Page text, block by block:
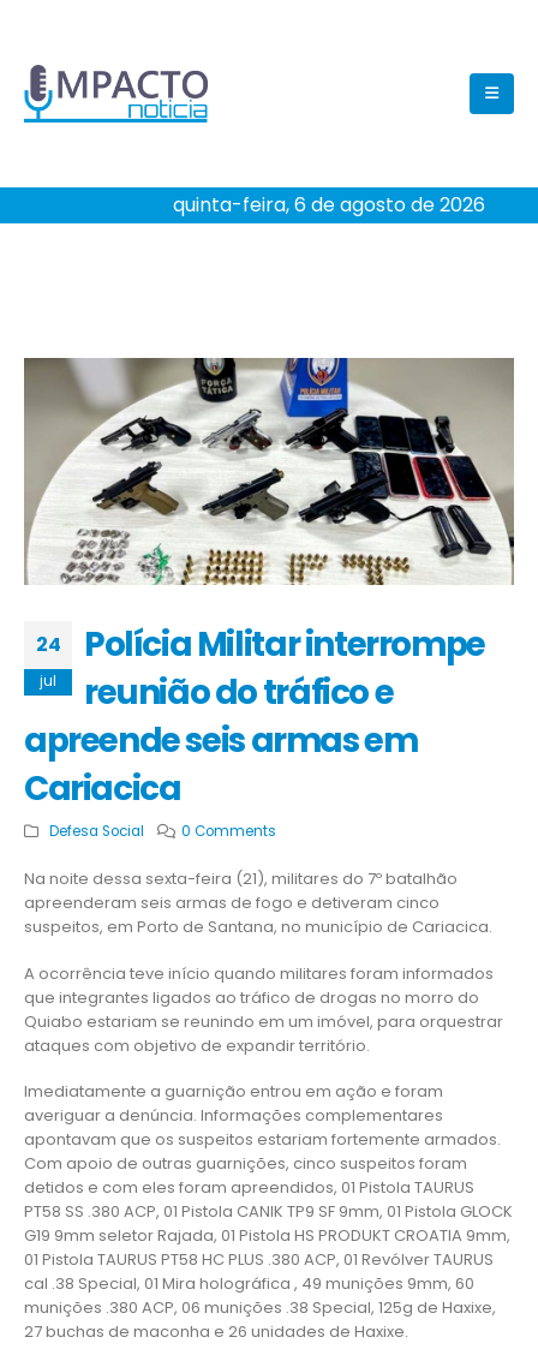
quinta-feira, 6 de agosto de 2026
24
jul
Polícia Militar interrompe
reunião do tráfico e
apreende seis armas em
Cariacica
Defesa Social 0 Comments
Na noite dessa sexta-feira (21), militares do 7º batalhão
apreenderam seis armas de fogo e detiveram cinco
suspeitos, em Porto de Santana, no município de Cariacica.
A ocorrência teve início quando militares foram informados
que integrantes ligados ao tráfico de drogas no morro do
Quiabo estariam se reunindo em um imóvel, para orquestrar
ataques com objetivo de expandir território.
Imediatamente a guarnição entrou em ação e foram
averiguar a denúncia. Informações complementares
apontavam que os suspeitos estariam fortemente armados.
Com apoio de outras guarnições, cinco suspeitos foram
detidos e com eles foram apreendidos, 01 Pistola TAURUS
PT58 SS .380 ACP, 01 Pistola CANIK TP9 SF 9mm, 01 Pistola GLOCK
G19 9mm seletor Rajada, 01 Pistola HS PRODUKT CROATIA 9mm,
01 Pistola TAURUS PT58 HC PLUS .380 ACP, 01 Revólver TAURUS
cal .38 Special, 01 Mira holográfica , 49 munições 9mm, 60
munições .380 ACP, 06 munições .38 Special, 125g de Haxixe,
27 buchas de maconha e 26 unidades de Haxixe.